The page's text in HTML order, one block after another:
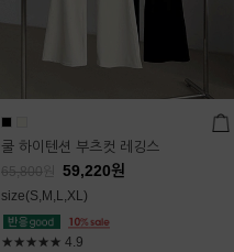
쿨 하이텐션 부츠컷 레깅스
65,800 59,220원
size(S,M,L,XL)
★★★★★ 4.9